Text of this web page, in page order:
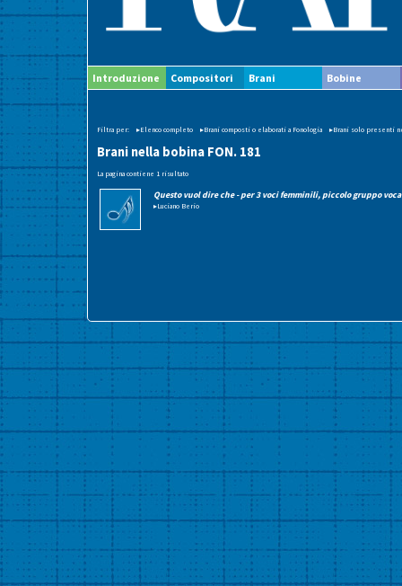
Introduzione Compositori Brani Bobine
Filtra per: ▸Elenco completo ▸Brani composti o elaborati a Fonologia ▸Brani solo presenti
Brani nella bobina FON. 181
La pagina contiene 1 risultato
Questo vuol dire che - per 3 voci femminili, piccolo gruppo
▸Luciano Berio